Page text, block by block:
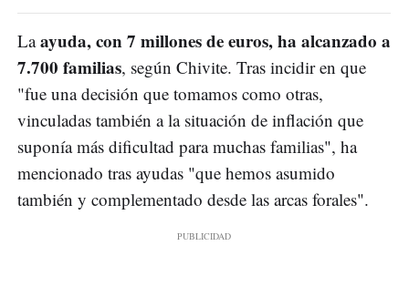
Laayuda, con 7 millones de euros, ha alcanzado a
7.700 familias, según Chivite. Tras incidir en que
"fue una decisión que tomamos como otras,
vinculadas también a la situación de inflación que
suponía más dificultad para muchas familias", ha
mencionado tras ayudas "que hemos asumido
también y complementado desde las arcas forales".